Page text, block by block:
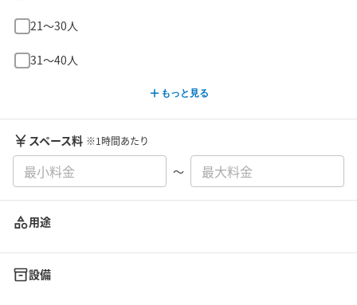
21〜30人
31〜40人
もっと見る
スペース料 ※1時間あたり
〜
用途
設備